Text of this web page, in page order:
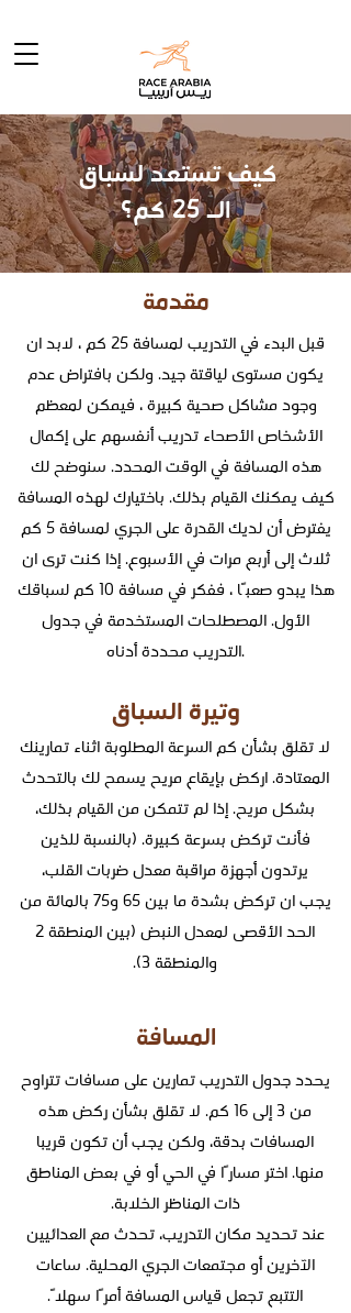
كيف تستعد لسباق
الـ 25 كم؟
مقدمة
قبل البدء في التدريب لمسافة 25 كم ، لابد ان
يكون مستوى لياقتة جيد. ولكن بافتراض عدم
وجود مشاكل صحية كبيرة ، فيمكن لمعظم
الأشخاص الأصحاء تدريب أنفسهم على إكمال
هذه المسافة في الوقت المحدد. سنوضح لك
كيف يمكنك القيام بذلك. باختيارك لهذه المسافة
يفترض أن لديك القدرة على الجري لمسافة 5 كم
ثلاث إلى أربع مرات في الأسبوع. إذا كنت ترى ان
هذا يبدو صعبًا ، ففكر في مسافة 10 كم لسباقك
الأول. المصطلحات المستخدمة في جدول
التدريب محددة أدناه.
وتيرة السباق
لا تقلق بشأن كم السرعة المطلوبة اثناء تمارينك
المعتادة. اركض بإيقاع مريح يسمح لك بالتحدث
بشكل مريح. إذا لم تتمكن من القيام بذلك،
فأنت تركض بسرعة كبيرة. (بالنسبة للذين
يرتدون أجهزة مراقبة معدل ضربات القلب،
يجب ان تركض بشدة ما بين 65 و75 بالمائة من
الحد الأقصى لمعدل النبض (بين المنطقة 2
والمنطقة 3).
المسافة
يحدد جدول التدريب تمارين على مسافات تتراوح
من 3 إلى 16 كم. لا تقلق بشأن ركض هذه
المسافات بدقة، ولكن يجب أن تكون قريبا
منها. اختر مسارًا في الحي أو في بعض المناطق
ذات المناظر الخلابة.
عند تحديد مكان التدريب، تحدث مع العدائيين
الآخرين أو مجتمعات الجري المحلية. ساعات
التتبع تجعل قياس المسافة أمرًا سهلاً.